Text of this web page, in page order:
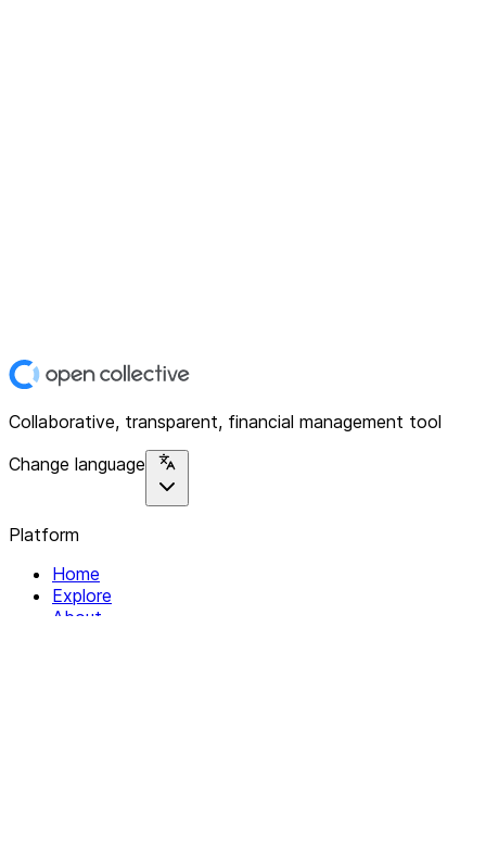
Collaborative, transparent, financial management tool
Change language
Platform
Home
Explore
About